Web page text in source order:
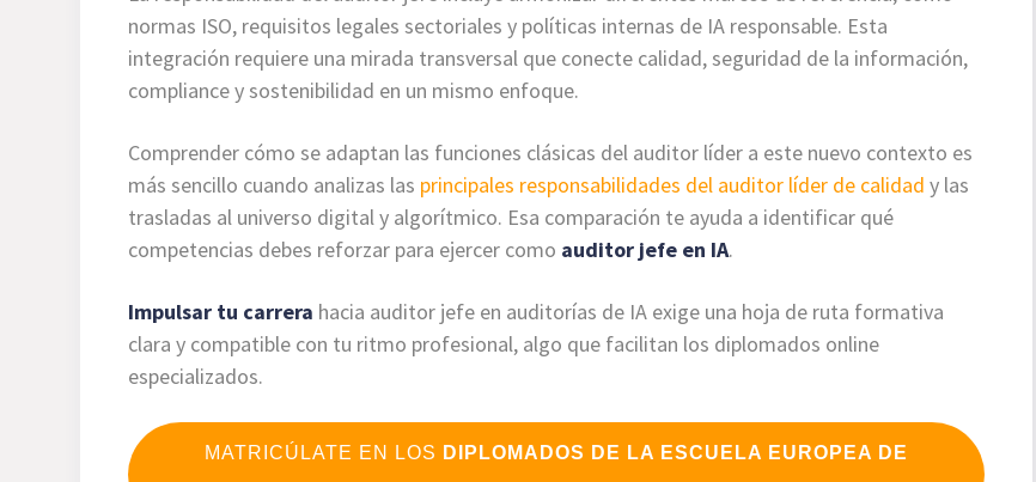
normas ISO, requisitos legales sectoriales y políticas internas de IA responsable. Esta
integración requiere una mirada transversal que conecte calidad, seguridad de la información,
compliance y sostenibilidad en un mismo enfoque.
Comprender cómo se adaptan las funciones clásicas del auditor líder a este nuevo contexto es
más sencillo cuando analizas las principales responsabilidades del auditor líder de calidad y las
trasladas al universo digital y algorítmico. Esa comparación te ayuda a identificar qué
competencias debes reforzar para ejercer como auditor jefe en IA.
Impulsar tu carrera hacia auditor jefe en auditorías de IA exige una hoja de ruta formativa
clara y compatible con tu ritmo profesional, algo que facilitan los diplomados online
especializados.
MATRICÚLATE EN LOS DIPLOMADOS DE LA ESCUELA EUROPEA DE